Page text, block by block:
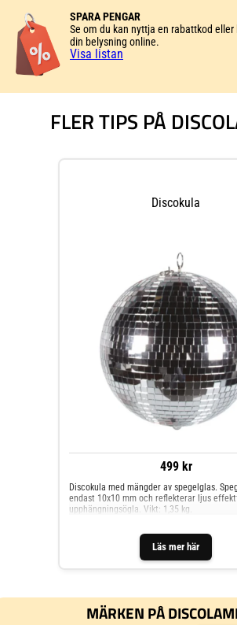
SPARA PENGAR
Se om du kan nyttja en rabattkod
din belysning online.
Visa listan
FLER TIPS PÅ
Discokula
499 kr
Läs mer här
Discokula med mängder av spegelglas.
endast 10x10 mm och reflekterar ljus
upphängningsögla. Vikt: 1,35 kg.
MÄRKEN PÅ